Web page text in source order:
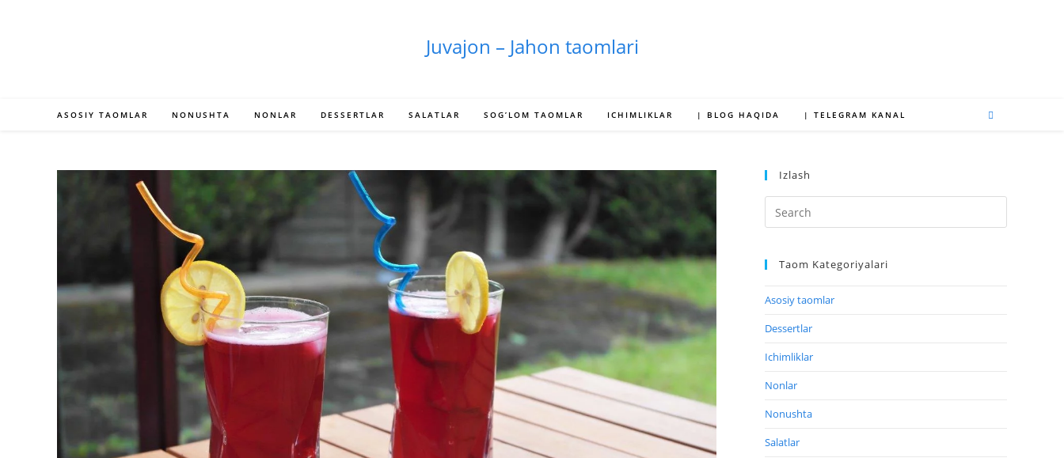
Juvajon – Jahon taomlari
ASOSIY TAOMLAR NONUSHTA NONLAR DESSERTLAR SALATLAR SOG’LOM TAOMLAR ICHIMLIKLAR | BLOG HAQIDA | TELEGRAM KANAL
Izlash
Taom Kategoriyalari
Asosiy taomlar
Dessertlar
Ichimliklar
Nonlar
Nonushta
Salatlar